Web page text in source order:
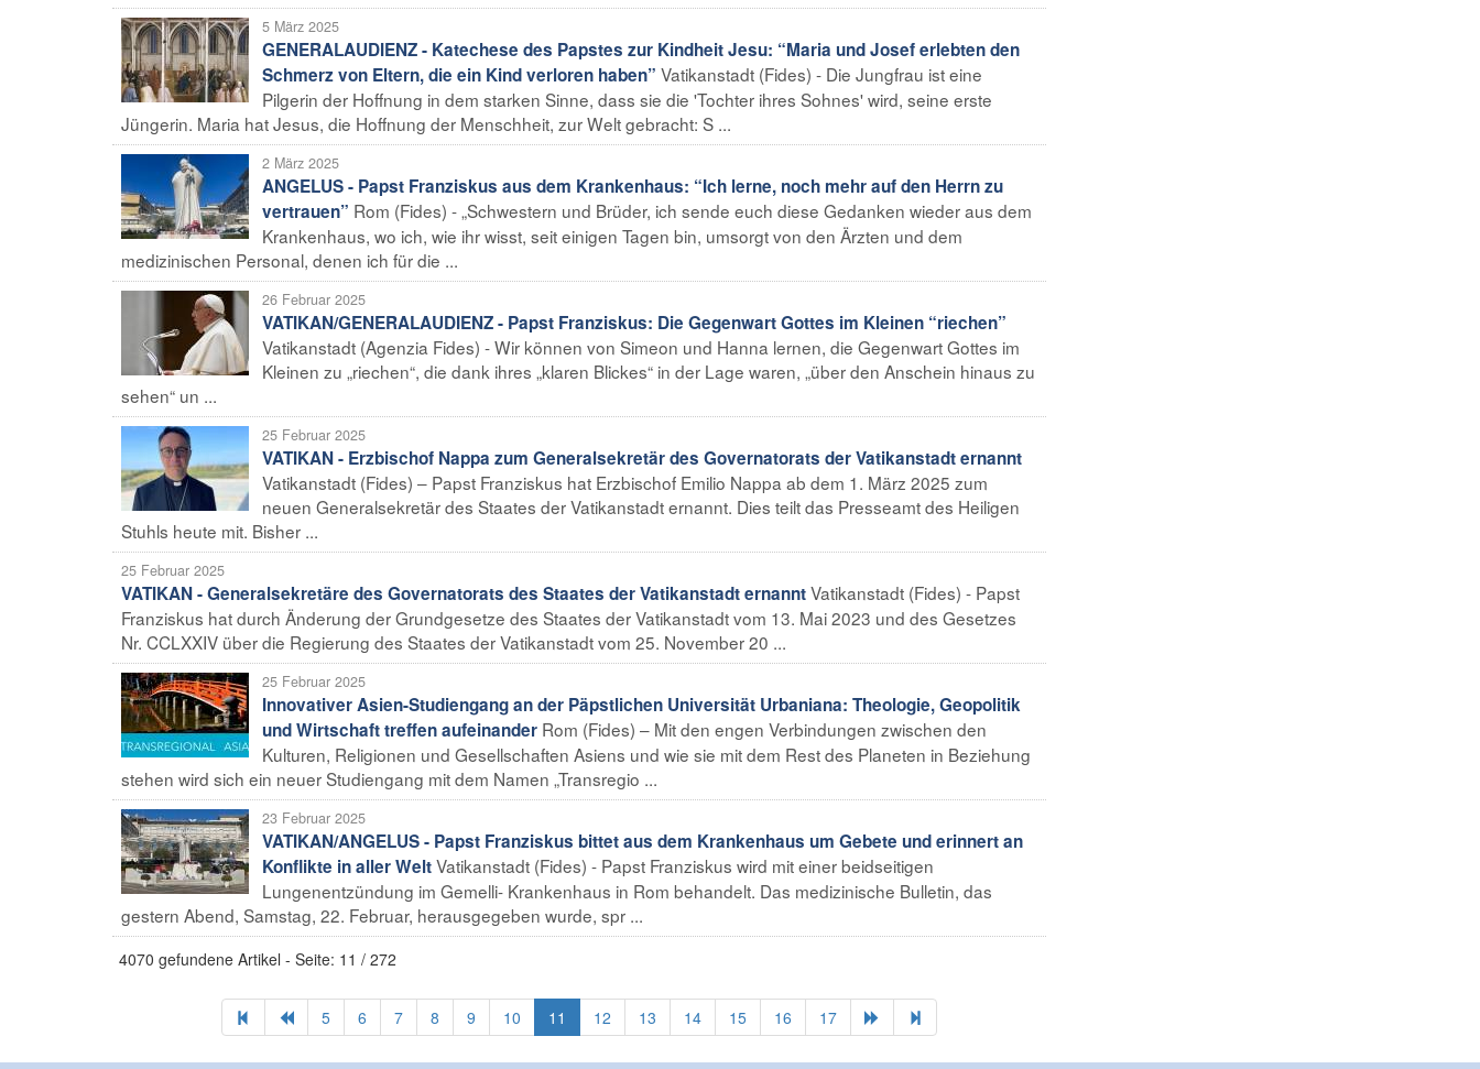
5 März 2025
GENERALAUDIENZ - Katechese des Papstes zur Kindheit Jesu: “Maria und Josef erlebten den
Schmerz von Eltern, die ein Kind verloren haben” Vatikanstadt (Fides) - Die Jungfrau ist eine
Pilgerin der Hoffnung in dem starken Sinne, dass sie die 'Tochter ihres Sohnes' wird, seine erste
Jüngerin. Maria hat Jesus, die Hoffnung der Menschheit, zur Welt gebracht: S ...
2 März 2025
ANGELUS - Papst Franziskus aus dem Krankenhaus: “Ich lerne, noch mehr auf den Herrn zu
vertrauen” Rom (Fides) - „Schwestern und Brüder, ich sende euch diese Gedanken wieder aus dem
Krankenhaus, wo ich, wie ihr wisst, seit einigen Tagen bin, umsorgt von den Ärzten und dem
medizinischen Personal, denen ich für die ...
26 Februar 2025
VATIKAN/GENERALAUDIENZ - Papst Franziskus: Die Gegenwart Gottes im Kleinen “riechen”
Vatikanstadt (Agenzia Fides) - Wir können von Simeon und Hanna lernen, die Gegenwart Gottes im
Kleinen zu „riechen“, die dank ihres „klaren Blickes“ in der Lage waren, „über den Anschein hinaus zu
sehen“ un ...
25 Februar 2025
VATIKAN - Erzbischof Nappa zum Generalsekretär des Governatorats der Vatikanstadt ernannt
Vatikanstadt (Fides) – Papst Franziskus hat Erzbischof Emilio Nappa ab dem 1. März 2025 zum
neuen Generalsekretär des Staates der Vatikanstadt ernannt. Dies teilt das Presseamt des Heiligen
Stuhls heute mit. Bisher ...
25 Februar 2025
VATIKAN - Generalsekretäre des Governatorats des Staates der Vatikanstadt ernanntVatikanstadt (Fides) - Papst
Franziskus hat durch Änderung der Grundgesetze des Staates der Vatikanstadt vom 13. Mai 2023 und des Gesetzes
Nr. CCLXXIV über die Regierung des Staates der Vatikanstadt vom 25. November 20 ...
25 Februar 2025
Innovativer Asien-Studiengang an der Päpstlichen Universität Urbaniana: Theologie, Geopolitik
und Wirtschaft treffen aufeinander Rom (Fides) – Mit den engen Verbindungen zwischen den
Kulturen, Religionen und Gesellschaften Asiens und wie sie mit dem Rest des Planeten in Beziehung
stehen wird sich ein neuer Studiengang mit dem Namen „Transregio ...
23 Februar 2025
VATIKAN/ANGELUS - Papst Franziskus bittet aus dem Krankenhaus um Gebete und erinnert an
Konflikte in aller WeltVatikanstadt (Fides) - Papst Franziskus wird mit einer beidseitigen
Lungenentzündung im Gemelli- Krankenhaus in Rom behandelt. Das medizinische Bulletin, das
gestern Abend, Samstag, 22. Februar, herausgegeben wurde, spr ...
4070 gefundene Artikel - Seite: 11 / 272
5 6 7 8 9 10 11 12 13 14 15 16 17